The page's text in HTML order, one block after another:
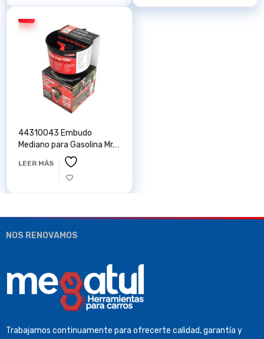
44310043 Embudo
Mediano para Gasolina Mr.
LEER MÁS
NOS RENOVAMOS
Trabajamos continuamente para ofrecerte calidad, garantía y